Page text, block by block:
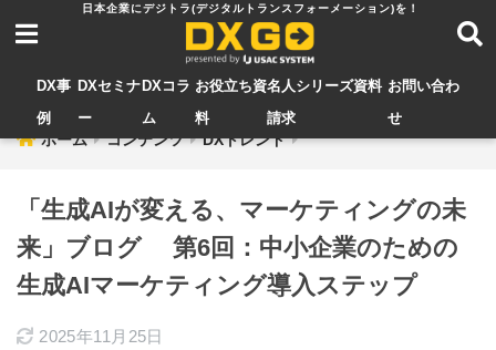
DX事
例
DXセミナ
ー
DXコラ
ム
お役立ち資
料
名人シリーズ資料
請求
お問い合わ
せ
ホーム コンテンツ DXトレンド
「生成AIが変える、マーケティングの未
来」ブログ 第6回：中小企業のための
生成AIマーケティング導入ステップ
2025年11月25日